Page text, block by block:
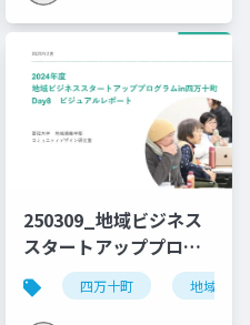
250309_地域ビジネス
スタートアッププログ
ラムin四万十町
_Day8_0310修正
四万十町 地域ビジ